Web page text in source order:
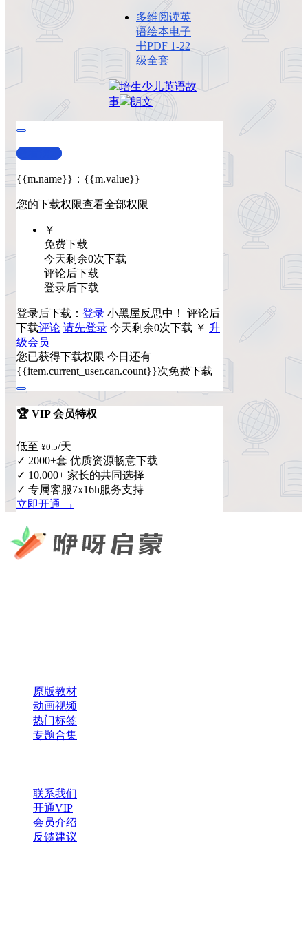
多维阅读英
语绘本电子
书PDF 1-22
级全套
培生少儿英语故
事
朗文
查看演示
{{m.name}} ： {{m.value}}
您的下载权限查看全部权限
￥
免费下载
今天剩余0次下载
评论后下载
登录后下载
登录后下载： 登录 小黑屋反思中！ 评论后
下载评论 请先登录 今天剩余0次下载 ￥ 升
级会员
您已获得下载权限 今日还有
{{item.current_user.can.count}}次免费下载
🏆 VIP 会员特权
低至 ¥0.5/天
✓ 2000+套 优质资源畅意下载
✓ 10,000+ 家长的共同选择
✓ 专属客服7x16h服务支持
立即开通 →
原版教材
动画视频
热门标签
专题合集
联系我们
开通VIP
会员介绍
反馈建议